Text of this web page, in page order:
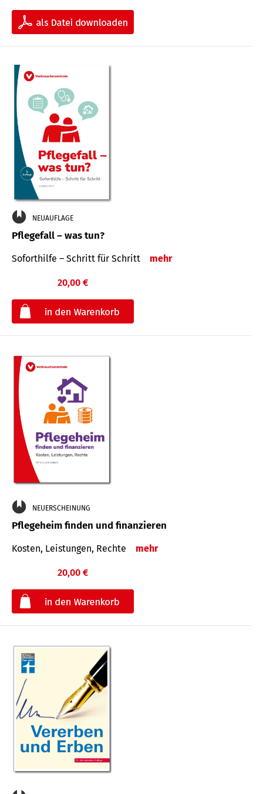
NEUAUFLAGE
Pflegefall – was tun?
Soforthilfe – Schritt für Schritt mehr
20,00 €
NEUERSCHEINUNG
Pflegeheim finden und finanzieren
Kosten, Leistungen, Rechte mehr
20,00 €